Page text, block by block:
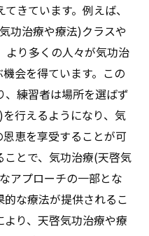
きています。例えば、
功治療や療法)クラスや
より多くの人々が気功治
会を得ています。この
、練習者は場所を選ばず
行えるようになり、気
恵を享受することが可
とで、気功治療(天啓気
アプローチの一部とな
な療法が提供されるこ
り、天啓気功治療や療